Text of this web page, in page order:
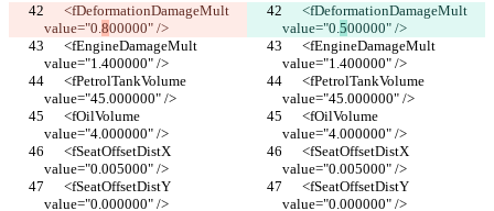
value="0.800000" />
value="0.500000" />
value="1.400000" />
value="1.400000" />
value="45.000000" />
value="45.000000" />
value="4.000000" />
value="4.000000" />
value="0.005000" />
value="0.005000" />
value="0.000000" />
value="0.000000" />